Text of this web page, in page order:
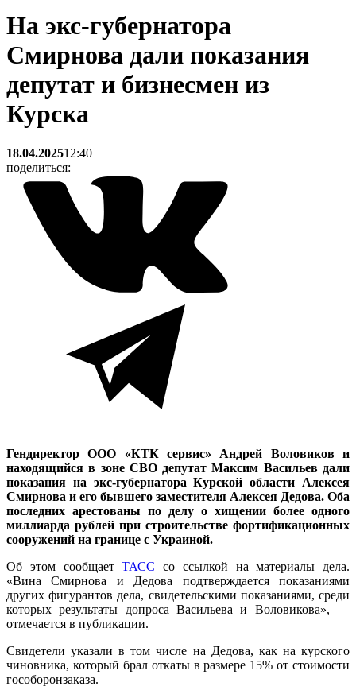
На экс-губернатора
Смирнова дали показания
депутат и бизнесмен из
Курска
18.04.202512:40
поделиться:
Гендиректор ООО «КТК сервис» Андрей Воловиков и
находящийся в зоне СВО депутат Максим Васильев дали
показания на экс-губернатора Курской области Алексея
Смирнова и его бывшего заместителя Алексея Дедова. Оба
последних арестованы по делу о хищении более одного
миллиарда рублей при строительстве фортификационных
сооружений на границе с Украиной.
Об этом сообщаетТАСС со ссылкой на материалы дела.
«Вина Смирнова и Дедова подтверждается показаниями
других фигурантов дела, свидетельскими показаниями, среди
которых результаты допроса Васильева и Воловикова», —
отмечается в публикации.
Свидетели указали в том числе на Дедова, как на курского
чиновника, который брал откаты в размере 15% от стоимости
гособоронзаказа.